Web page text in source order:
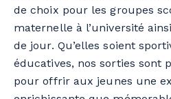
de choix pour les groupes
maternelle à l’université
de jour. Qu’elles soient
éducatives, nos sorties sont
pour offrir aux jeunes une